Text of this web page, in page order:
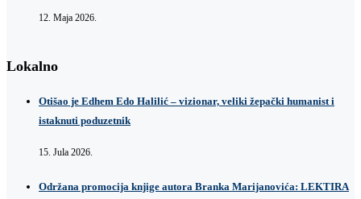
12. Maja 2026.
Lokalno
Otišao je Edhem Edo Halilić – vizionar, veliki žepački humanist i
istaknuti poduzetnik
15. Jula 2026.
Održana promocija knjige autora Branka Marijanovića: LEKTIRA